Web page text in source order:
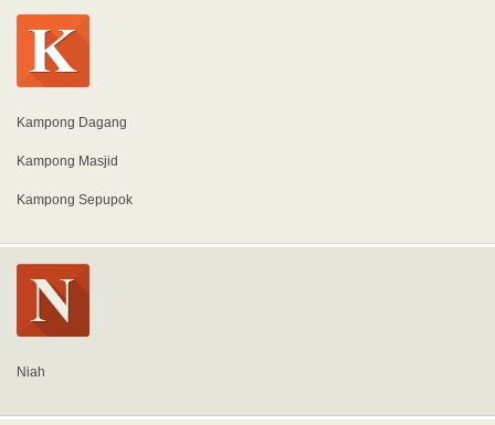
Kampong Dagang
Kampong Masjid
Kampong Sepupok
Niah